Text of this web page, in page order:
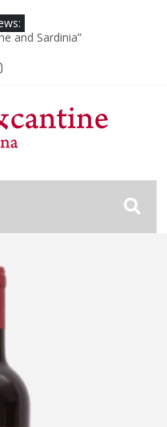
and Sardinia”
Sardinia”
2025